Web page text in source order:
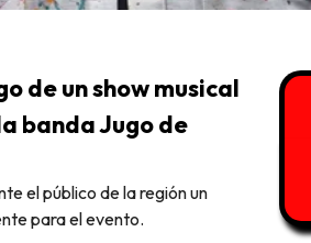
de un show musical
banda Jugo de
para el evento.